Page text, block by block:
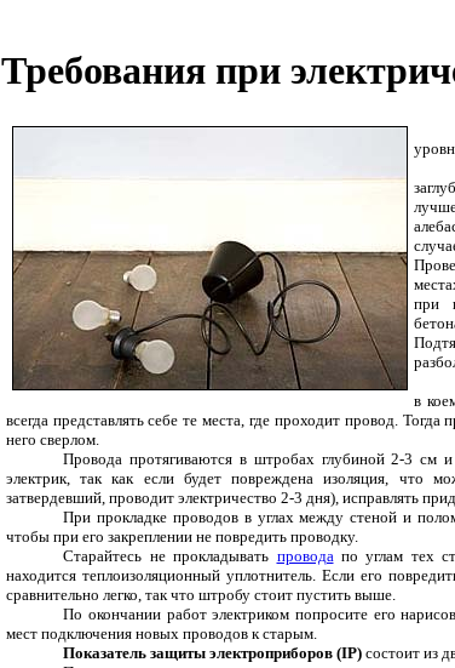
Требования при
при
в
всегда представлять себе те места, где проходит провод.
него сверлом.
Провода протягиваются в штробах глубиной 2-3 см
электрик, так как если будет повреждена изоляция, что
затвердевший, проводит электричество 2-3 дня), исправлять
При прокладке проводов в углах между стеной и
чтобы при его закреплении не повредить проводку.
Старайтесь не прокладывать провода по углам тех
находится теплоизоляционный уплотнитель. Если его
сравнительно легко, так что штробу стоит пустить выше.
По окончании работ электриком попросите его
мест подключения новых проводов к старым.
Показатель защиты электроприборов (IP) состоит из